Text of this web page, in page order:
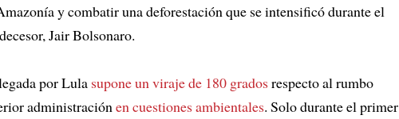
y combatir una deforestación que se intensificó durante el
Jair Bolsonaro.
por Lula supone un viraje de 180 gradosrespecto al rumbo
administración en cuestiones ambientales. Solo durante el primer